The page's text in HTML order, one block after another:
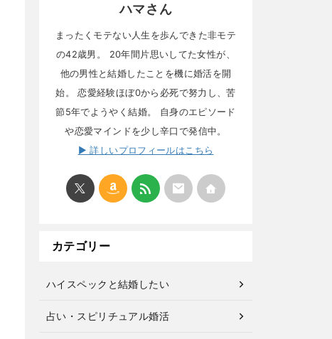
ハマさん
まったくモテない人生を歩んできた非モテ
の42歳男。 20年間片思いしてた女性が、
他の男性と結婚したことを機に婚活を開
始。 恋愛経験ほぼ0から必死で努力し、苦
節5年でようやく結婚。 自身のエピソード
や恋愛マインドを少し辛口で発信中。
▶ 詳しいプロフィールはこちら
カテゴリー
ハイスペックと結婚したい
占い・スピリチュアル婚活